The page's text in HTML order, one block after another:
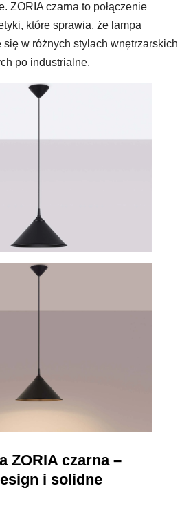
ZORIA czarna to połączenie
które sprawia, że lampa
w różnych stylach wnętrzarskich
po industrialne.
ZORIA czarna –
i solidne